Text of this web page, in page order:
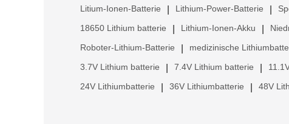
Litium-Ionen-Batterie Lithium-Power-Batterie
18650 Lithium batterie Lithium-Ionen-Akku
Roboter-Lithium-Batterie medizinische
3.7V Lithium batterie 7.4V Lithium batterie
24V Lithiumbatterie 36V Lithiumbatterie 48V